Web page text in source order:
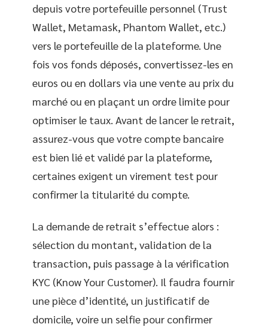
depuis votre portefeuille personnel (Trust
Wallet, Metamask, Phantom Wallet, etc.)
vers le portefeuille de la plateforme. Une
fois vos fonds déposés, convertissez-les en
euros ou en dollars via une vente au prix du
marché ou en plaçant un ordre limite pour
optimiser le taux. Avant de lancer le retrait,
assurez-vous que votre compte bancaire
est bien lié et validé par la plateforme,
certaines exigent un virement test pour
confirmer la titularité du compte.
La demande de retrait s’effectue alors :
sélection du montant, validation de la
transaction, puis passage à la vérification
KYC (Know Your Customer). Il faudra fournir
une pièce d’identité, un justificatif de
domicile, voire un selfie pour confirmer